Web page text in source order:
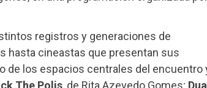
registros y generaciones de
hasta cineastas que presentan sus
de los espacios centrales del encuentro
The Polis, de Rita Azevedo Gomes;